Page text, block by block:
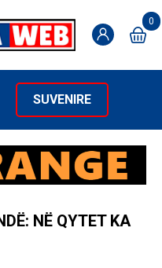
0
SUVENIRE
NË QYTET KA